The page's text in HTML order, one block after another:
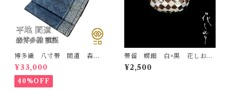
博多織 八寸帯 間道 森博
多織 正絹 日本製 未仕立
て 名古屋帯
¥33,000
40%OFF
帯留 螺鈿 白×黒 花しお
り 大原商店 帯飾り 日本
製 和装小物
¥2,500